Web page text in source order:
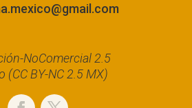
NoComercial 2.5
(CC BY-NC 2.5 MX)